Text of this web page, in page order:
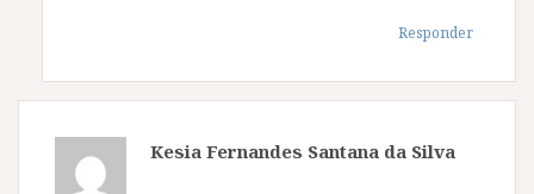
Responder
Kesia Fernandes Santana da Silva
disse: